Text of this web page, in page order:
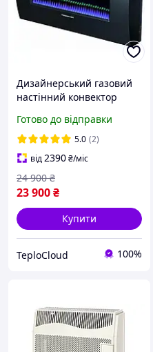
Дизайнерський газовий
настінний конвектор
панорамним склом
італійською автоматикою
EuroSit до 80 м2 + димохід
Готово до відправки
5.0 (2)
від2390₴/міс
23 900₴
24 900 ₴
Купити
TeploCloud 100%